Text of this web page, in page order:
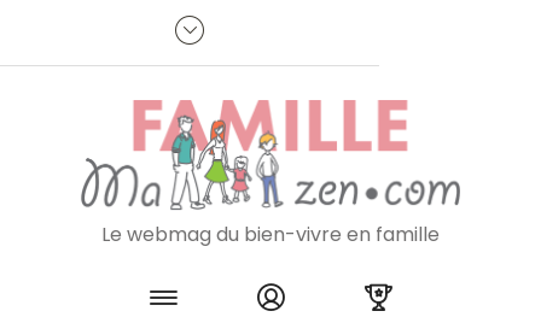
Je m'inscris à la newsletter
Le webmag du bien-vivre en famille
Skip to content
Panneau de gestion des cookies